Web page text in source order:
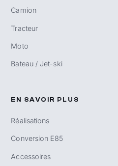
Camion
Tracteur
Moto
Bateau / Jet-ski
EN SAVOIR PLUS
Réalisations
Conversion E85
Accessoires